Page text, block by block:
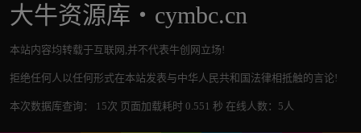
大牛资源库・cymbc.cn
本站内容均转载于互联网,并不代表牛创网立场!
拒绝任何人以任何形式在本站发表与中华人民共和国法律相抵触的言论!
本次数据库查询： 15次 页面加载耗时 0.551 秒 在线人数：5人